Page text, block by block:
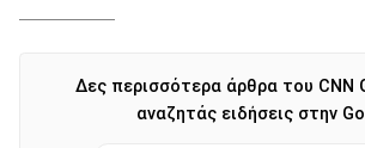
Δες περισσότερα άρθρα του CNN
αναζητάς ειδήσεις στην